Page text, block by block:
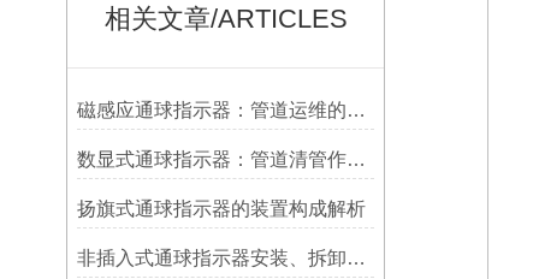
相关文章/ARTICLES
磁感应通球指示器：管道运维的隐形守护者
数显式通球指示器：管道清管作业的智能监测关键设备
扬旗式通球指示器的装置构成解析
非插入式通球指示器安装、拆卸灵活方便